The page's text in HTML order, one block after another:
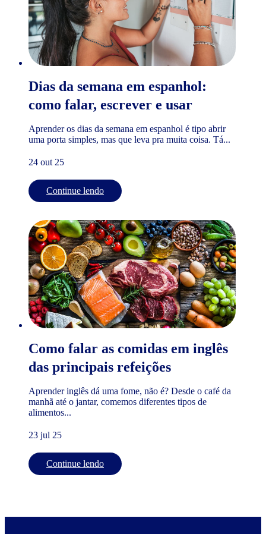
Dias da semana em espanhol:
como falar, escrever e usar
Aprender os dias da semana em espanhol é tipo abrir
uma porta simples, mas que leva pra muita coisa. Tá...
24 out 25
Continue lendo
Como falar as comidas em inglês
das principais refeições
Aprender inglês dá uma fome, não é? Desde o café da
manhã até o jantar, comemos diferentes tipos de
alimentos...
23 jul 25
Continue lendo